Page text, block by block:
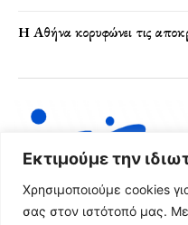
Εκτιμούμε την
Χρησιμοποιούμε cookies
σας στον ιστότοπό μας.
Η Αθήνα κορυφώνει τις